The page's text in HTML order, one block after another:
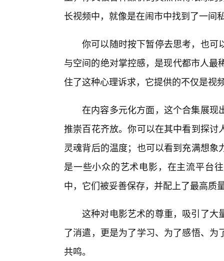
长视频中，就像是在闹市中找到了一间
你可以随时按下暂停去思考，也可
与空间的绝对掌控感，是现代都市人
住了这种心理诉求，它提供的不仅是视
在内容多元化方面，这个合集展现
推崇百花齐放。你可以在其中看到探
灵魂背后的温度；也可以看到充满想
是一些小众的艺术电影，在主流平台
中，它们被妥善保存，并配上了最高质
这种对电影艺术的尊重，吸引了大
了消遣，更是为了学习、为了感悟、
共鸣。